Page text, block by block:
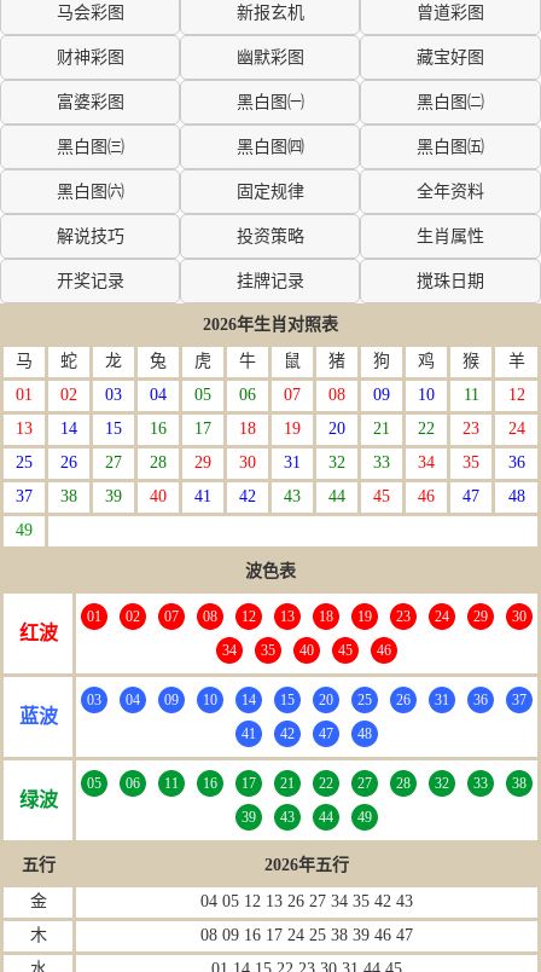
马会彩图 新报玄机 曾道彩图
财神彩图 幽默彩图 藏宝好图
富婆彩图 黑白图㈠ 黑白图㈡
黑白图㈢ 黑白图㈣ 黑白图㈤
黑白图㈥ 固定规律 全年资料
解说技巧 投资策略 生肖属性
开奖记录 挂牌记录 搅珠日期
2026年生肖对照表
马
蛇 龙 兔 虎 牛 鼠 猪 狗 鸡 猴
羊
01
02 03 04 05 06 07 08 09 10 11
12
13
14 15 16 17 18 19 20 21 22 23
24
25
26 27 28 29 30 31 32 33 34 35
36
37
38 39 40 41 42 43 44 45 46 47
48
49
波色表
红波
01 02 07 08 12 13 18 19 23 24 29
30
34
35 40 45 46
蓝波
03 04 09 10 14 15 20 25 26 31 36
37
41
42 47 48
绿波
05 06 11 16 17 21 22 27 28 32 33
38
39
43 44 49
五行
2026年五行
金
04 05 12 13 26 27 34 35 42 43
木
08 09 16 17 24 25 38 39 46 47